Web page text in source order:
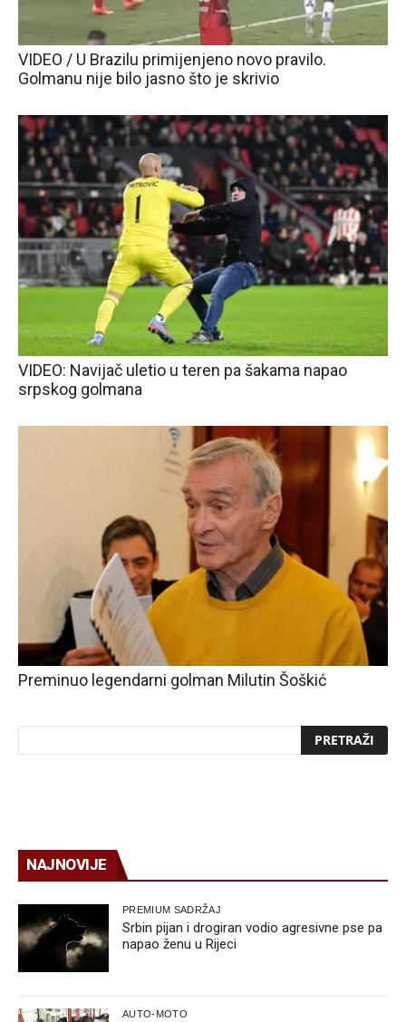
VIDEO / U Brazilu primijenjeno novo pravilo.
Golmanu nije bilo jasno što je skrivio
VIDEO: Navijač uletio u teren pa šakama napao
srpskog golmana
Preminuo legendarni golman Milutin Šoškić
NAJNOVIJE
PREMIUM SADRŽAJ
Srbin pijan i drogiran vodio agresivne pse pa
napao ženu u Rijeci
AUTO-MOTO